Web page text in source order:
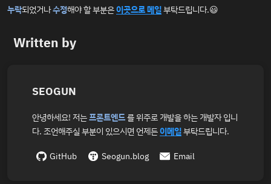
누락되었거나수정해야 할 부분은이곳으로 메일부탁드립니다.😃
Written by
SEOGUN
안녕하세요! 저는프론트엔드를 위주로 개발을 하는 개발자 입니
다. 조언해주실 부분이 있으시면 언제든이메일부탁드립니다.
GitHub
Seogun.blog Email